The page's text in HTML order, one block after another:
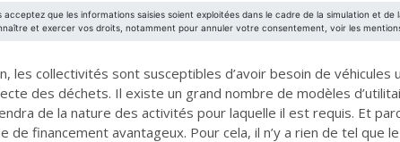
les collectivités sont susceptibles d’avoir besoin de
des déchets. Il existe un grand nombre de modèles
de la nature des activités pour laquelle il est requis. Et
financement avantageux. Pour cela, il n’y a rien de tel que